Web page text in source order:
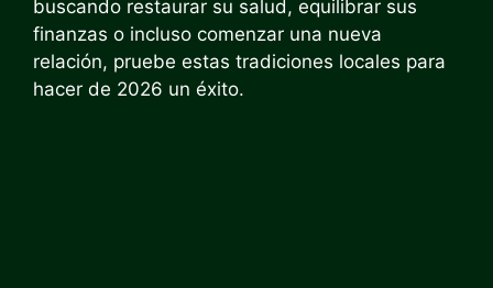
buscando restaurar su salud, equilibrar sus
finanzas o incluso comenzar una nueva
relación, pruebe estas tradiciones locales para
hacer de 2026 un éxito.